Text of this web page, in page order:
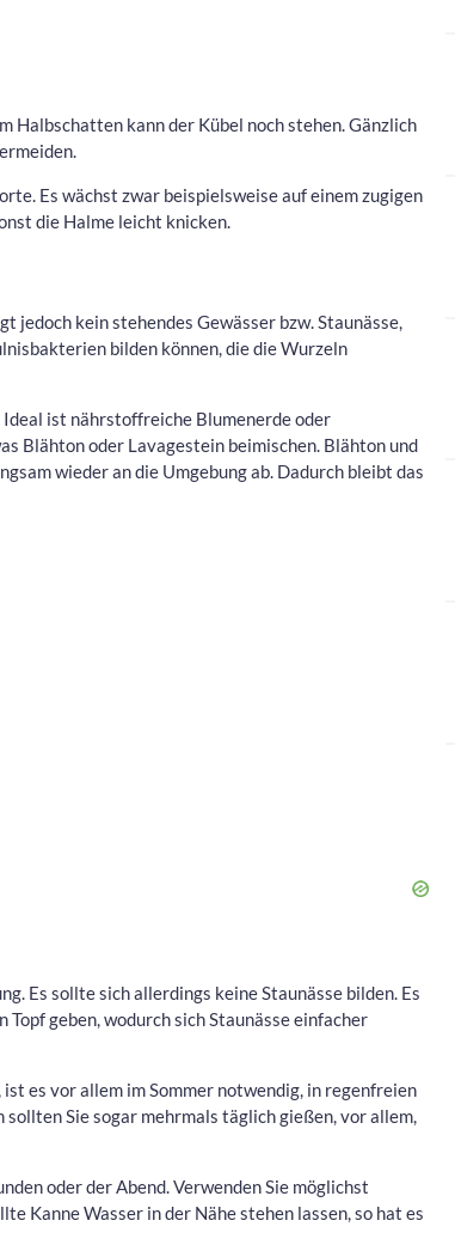
Halbschatten kann der Kübel noch stehen. Gänzlich
Es wächst zwar beispielsweise auf einem zugigen
die Halme leicht knicken.
jedoch kein stehendes Gewässer bzw. Staunässe,
bilden können, die die Wurzeln
ist nährstoffreiche Blumenerde oder
Blähton oder Lavagestein beimischen. Blähton und
wieder an die Umgebung ab. Dadurch bleibt das
Es sollte sich allerdings keine Staunässe bilden. Es
geben, wodurch sich Staunässe einfacher
es vor allem im Sommer notwendig, in regenfreien
Sie sogar mehrmals täglich gießen, vor allem,
oder der Abend. Verwenden Sie möglichst
Kanne Wasser in der Nähe stehen lassen, so hat es